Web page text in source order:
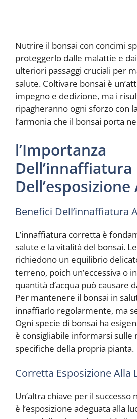
Nutrire il bonsai con concimi
proteggerlo dalle malattie e
ulteriori passaggi cruciali per
salute. Coltivare bonsai è
impegno e dedizione, ma i
ripagheranno ogni sforzo con
l’armonia che il bonsai porta
l’Importanza
Dell’innaffiatura
Dell’esposizione
Benefici Dell’innaffiatura
L’innaffiatura corretta è
salute e la vitalità del bonsai.
richiedono un equilibrio
terreno, poich un’eccessiva o
quantità d’acqua può causare
Per mantenere il bonsai in
innaffiarlo regolarmente, ma
Ogni specie di bonsai ha
è consigliabile informarsi sulle
specifiche della propria pianta.
Corretta Esposizione Alla
Un’altra chiave per il successo
è l’esposizione adeguata alla